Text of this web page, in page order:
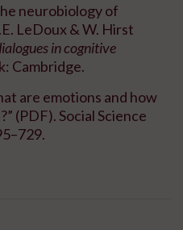
neurobiology of
LeDoux & W. Hirst
in cognitive
Cambridge.
are emotions and how
(PDF). Social Science